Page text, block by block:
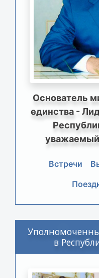
Основатель
единства -
Встречи
в